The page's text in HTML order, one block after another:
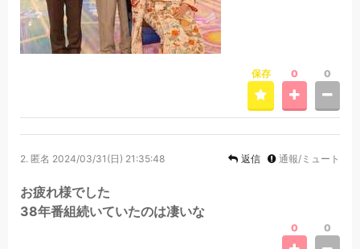
保存 0 0
2. 匿名 2024/03/31(日) 21:35:48 返信 通報/ミュート
お疲れ様でした
38年番組続いていたのは凄いな
0 0